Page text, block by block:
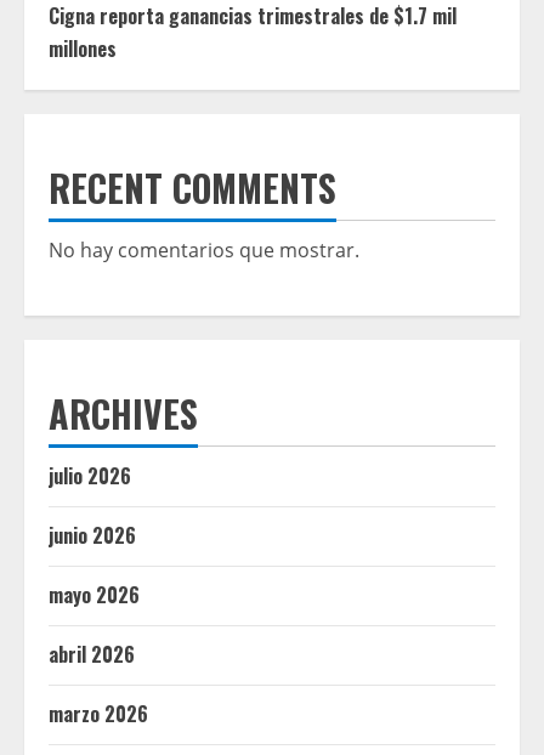
Cigna reporta ganancias trimestrales de $1.7 mil
millones
RECENT COMMENTS
No hay comentarios que mostrar.
ARCHIVES
julio 2026
junio 2026
mayo 2026
abril 2026
marzo 2026